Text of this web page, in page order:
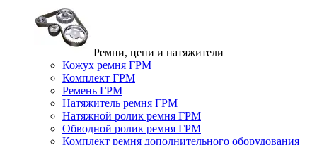
Ремни, цепи и натяжители
Кожух ремня ГРМ
Комплект ГРМ
Ремень ГРМ
Натяжитель ремня ГРМ
Натяжной ролик ремня ГРМ
Обводной ролик ремня ГРМ
Комплект ремня дополнительного оборудования